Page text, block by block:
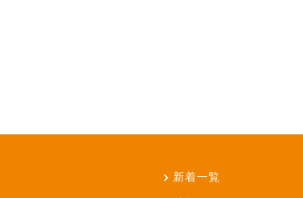
新着一覧